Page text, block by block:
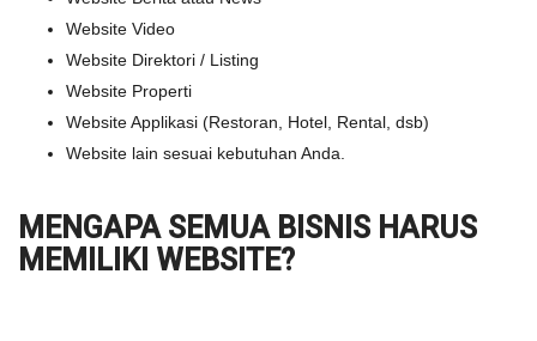
Website Video
Website Direktori / Listing
Website Properti
Website Applikasi (Restoran, Hotel, Rental, dsb)
Website lain sesuai kebutuhan Anda.
MENGAPA SEMUA BISNIS HARUS
MEMILIKI WEBSITE?